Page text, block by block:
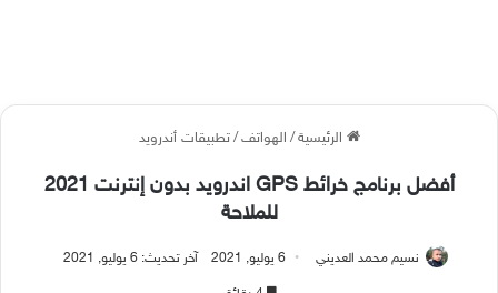
الرئيسية / الهواتف / تطبيقات أندرويد
أفضل برنامج خرائط GPS اندرويد بدون إنترنت 2021
للملاحة
نسيم محمد العديني 6 يوليو, 2021 آخر تحديث: 6 يوليو, 2021